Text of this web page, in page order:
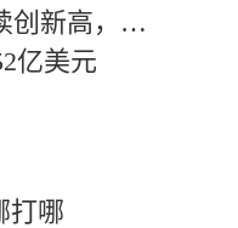
新高，
亿美元
打哪